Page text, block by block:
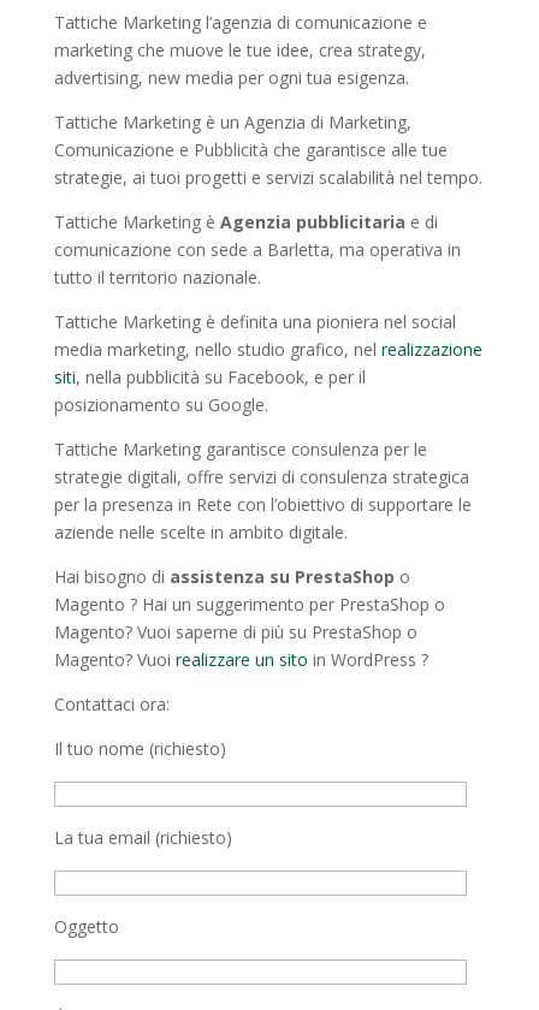
Tattiche Marketing l’agenzia di comunicazione e
marketing che muove le tue idee, crea strategy,
advertising, new media per ogni tua esigenza.
Tattiche Marketing è un Agenzia di Marketing,
Comunicazione e Pubblicità che garantisce alle tue
strategie, ai tuoi progetti e servizi scalabilità nel tempo.
Tattiche Marketing è Agenzia pubblicitaria e di
comunicazione con sede a Barletta, ma operativa in
tutto il territorio nazionale.
Tattiche Marketing è definita una pioniera nel social
media marketing, nello studio grafico, nel realizzazione
siti, nella pubblicità su Facebook, e per il
posizionamento su Google.
Tattiche Marketing garantisce consulenza per le
strategie digitali, offre servizi di consulenza strategica
per la presenza in Rete con l’obiettivo di supportare le
aziende nelle scelte in ambito digitale.
Hai bisogno di assistenza su PrestaShop o
Magento ? Hai un suggerimento per PrestaShop o
Magento? Vuoi saperne di più su PrestaShop o
Magento? Vuoi realizzare un sito in WordPress ?
Contattaci ora:
Il tuo nome (richiesto)
La tua email (richiesto)
Oggetto